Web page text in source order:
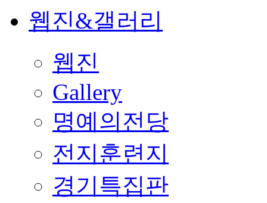
웹진&갤러리
웹진
Gallery
명예의전당
전지훈련지
경기특집판